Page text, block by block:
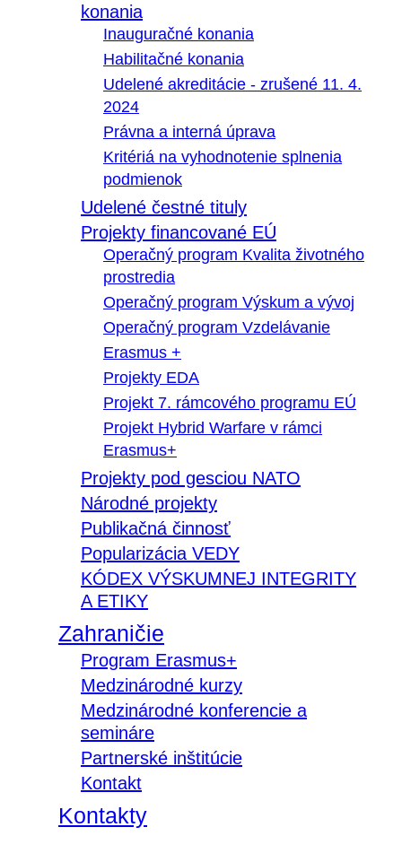
konania
Inauguračné konania
Habilitačné konania
Udelené akreditácie - zrušené 11. 4.
2024
Právna a interná úprava
Kritériá na vyhodnotenie splnenia
podmienok
Udelené čestné tituly
Projekty financované EÚ
Operačný program Kvalita životného
prostredia
Operačný program Výskum a vývoj
Operačný program Vzdelávanie
Erasmus +
Projekty EDA
Projekt 7. rámcového programu EÚ
Projekt Hybrid Warfare v rámci
Erasmus+
Projekty pod gesciou NATO
Národné projekty
Publikačná činnosť
Popularizácia VEDY
KÓDEX VÝSKUMNEJ INTEGRITY
A ETIKY
Zahraničie
Program Erasmus+
Medzinárodné kurzy
Medzinárodné konferencie a
semináre
Partnerské inštitúcie
Kontakt
Kontakty